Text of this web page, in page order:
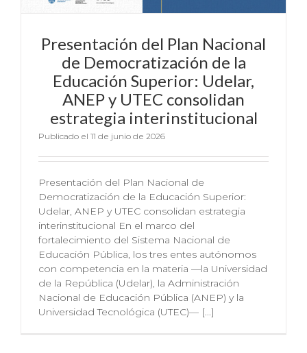
Presentación del Plan Nacional
de Democratización de la
Educación Superior: Udelar,
ANEP y UTEC consolidan
estrategia interinstitucional
Publicado el 11 de junio de 2026
Presentación del Plan Nacional de
Democratización de la Educación Superior:
Udelar, ANEP y UTEC consolidan estrategia
interinstitucional En el marco del
fortalecimiento del Sistema Nacional de
Educación Pública, los tres entes autónomos
con competencia en la materia —la Universidad
de la República (Udelar), la Administración
Nacional de Educación Pública (ANEP) y la
Universidad Tecnológica (UTEC)— [...]